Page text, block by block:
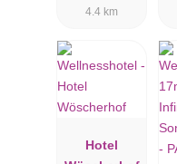
4.4 km
Hotel